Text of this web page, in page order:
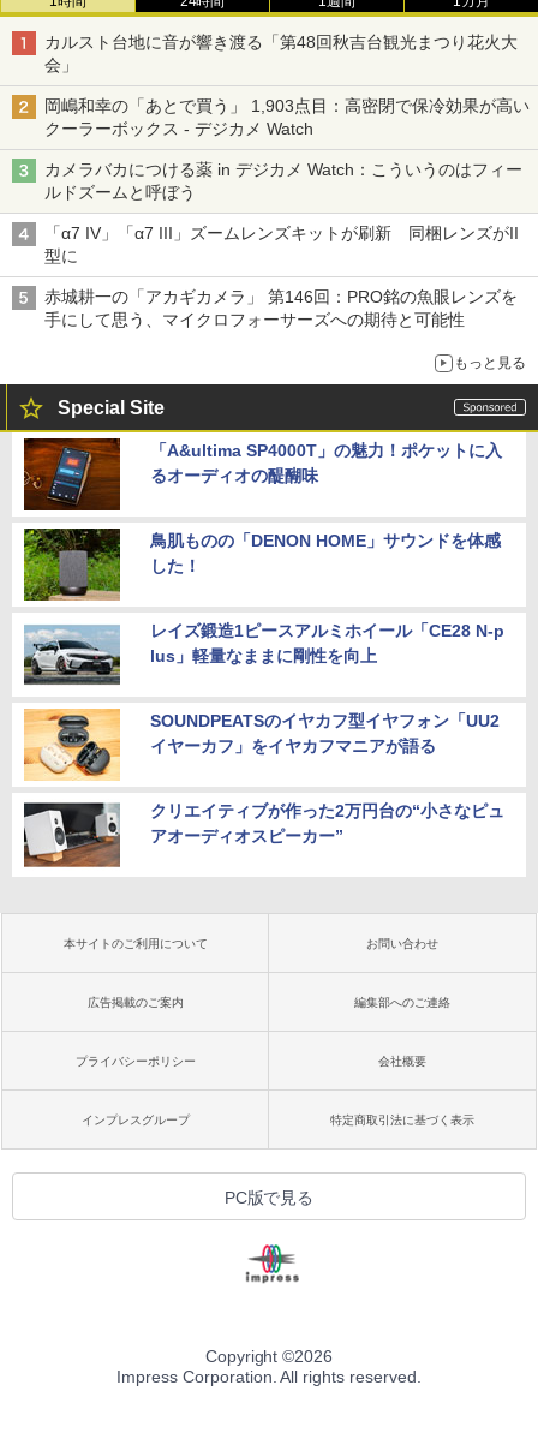
カルスト台地に音が響き渡る「第48回秋吉台観光まつり花火大
会」
岡嶋和幸の「あとで買う」 1,903点目：高密閉で保冷効果が高い
クーラーボックス - デジカメ Watch
カメラバカにつける薬 in デジカメ Watch：こういうのはフィー
ルドズームと呼ぼう
「α7 IV」「α7 III」ズームレンズキットが刷新 同梱レンズがII
型に
赤城耕一の「アカギカメラ」 第146回：PRO銘の魚眼レンズを
手にして思う、マイクロフォーサーズへの期待と可能性
もっと見る
Special Site
「A&ultima SP4000T」の魅力！ポケットに入
るオーディオの醍醐味
鳥肌ものの「DENON HOME」サウンドを体感
した！
レイズ鍛造1ピースアルミホイール「CE28 N-p
lus」軽量なままに剛性を向上
SOUNDPEATSのイヤカフ型イヤフォン「UU2
イヤーカフ」をイヤカフマニアが語る
クリエイティブが作った2万円台の“小さなピュ
アオーディオスピーカー”
本サイトのご利用について お問い合わせ
広告掲載のご案内 編集部へのご連絡
プライバシーポリシー 会社概要
インプレスグループ 特定商取引法に基づく表示
PC版で見る
Copyright ©2026
Impress Corporation. All rights reserved.